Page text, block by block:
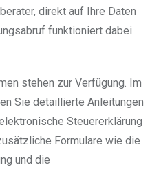
direkt auf Ihre Daten
funktioniert dabei
stehen zur Verfügung. Im
Sie detaillierte Anleitungen
Steuererklärung
Formulare wie die
und die